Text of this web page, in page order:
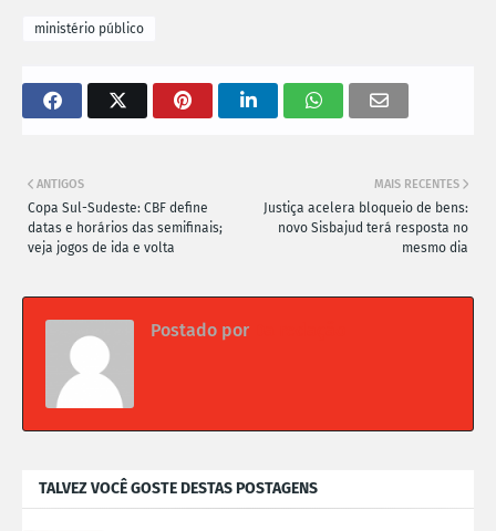
ministério público
MAIS RECENTES
Justiça acelera bloqueio de bens:
novo Sisbajud terá resposta no
mesmo dia
ANTIGOS
Copa Sul-Sudeste: CBF define
datas e horários das semifinais;
veja jogos de ida e volta
Postado por
TALVEZ VOCÊ GOSTE DESTAS POSTAGENS